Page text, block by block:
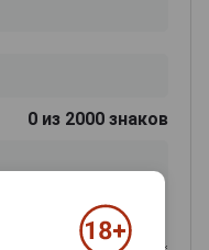
0 из 2000 знаков